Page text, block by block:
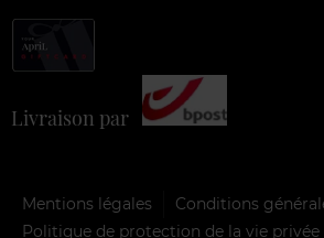
Livraison par
Mentions légales
Conditions
Politique de protection de la vie privée